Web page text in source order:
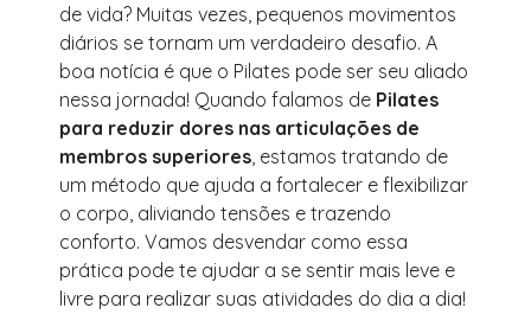
de vida? Muitas vezes, pequenos movimentos
diários se tornam um verdadeiro desafio. A
boa notícia é que o Pilates pode ser seu aliado
nessa jornada! Quando falamos de Pilates
para reduzir dores nas articulações de
membros superiores, estamos tratando de
um método que ajuda a fortalecer e flexibilizar
o corpo, aliviando tensões e trazendo
conforto. Vamos desvendar como essa
prática pode te ajudar a se sentir mais leve e
livre para realizar suas atividades do dia a dia!